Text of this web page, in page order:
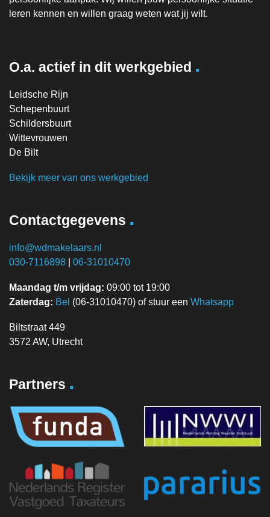
leren kennen en willen graag weten wat jij wilt.
O.a. actief in dit werkgebied .
Leidsche Rijn
Schepenbuurt
Schildersbuurt
Wittevrouwen
De Bilt
Bekijk meer van ons werkgebied
Contactgegevens .
info@wdmakelaars.nl
030-7116898
06-31010470
Maandag t/m vrijdag: 09:00 tot 19:00
Zaterdag: Bel (06-31010470) of stuur een Whatsapp
Biltstraat 449
3572 AW, Utrecht
Partners .